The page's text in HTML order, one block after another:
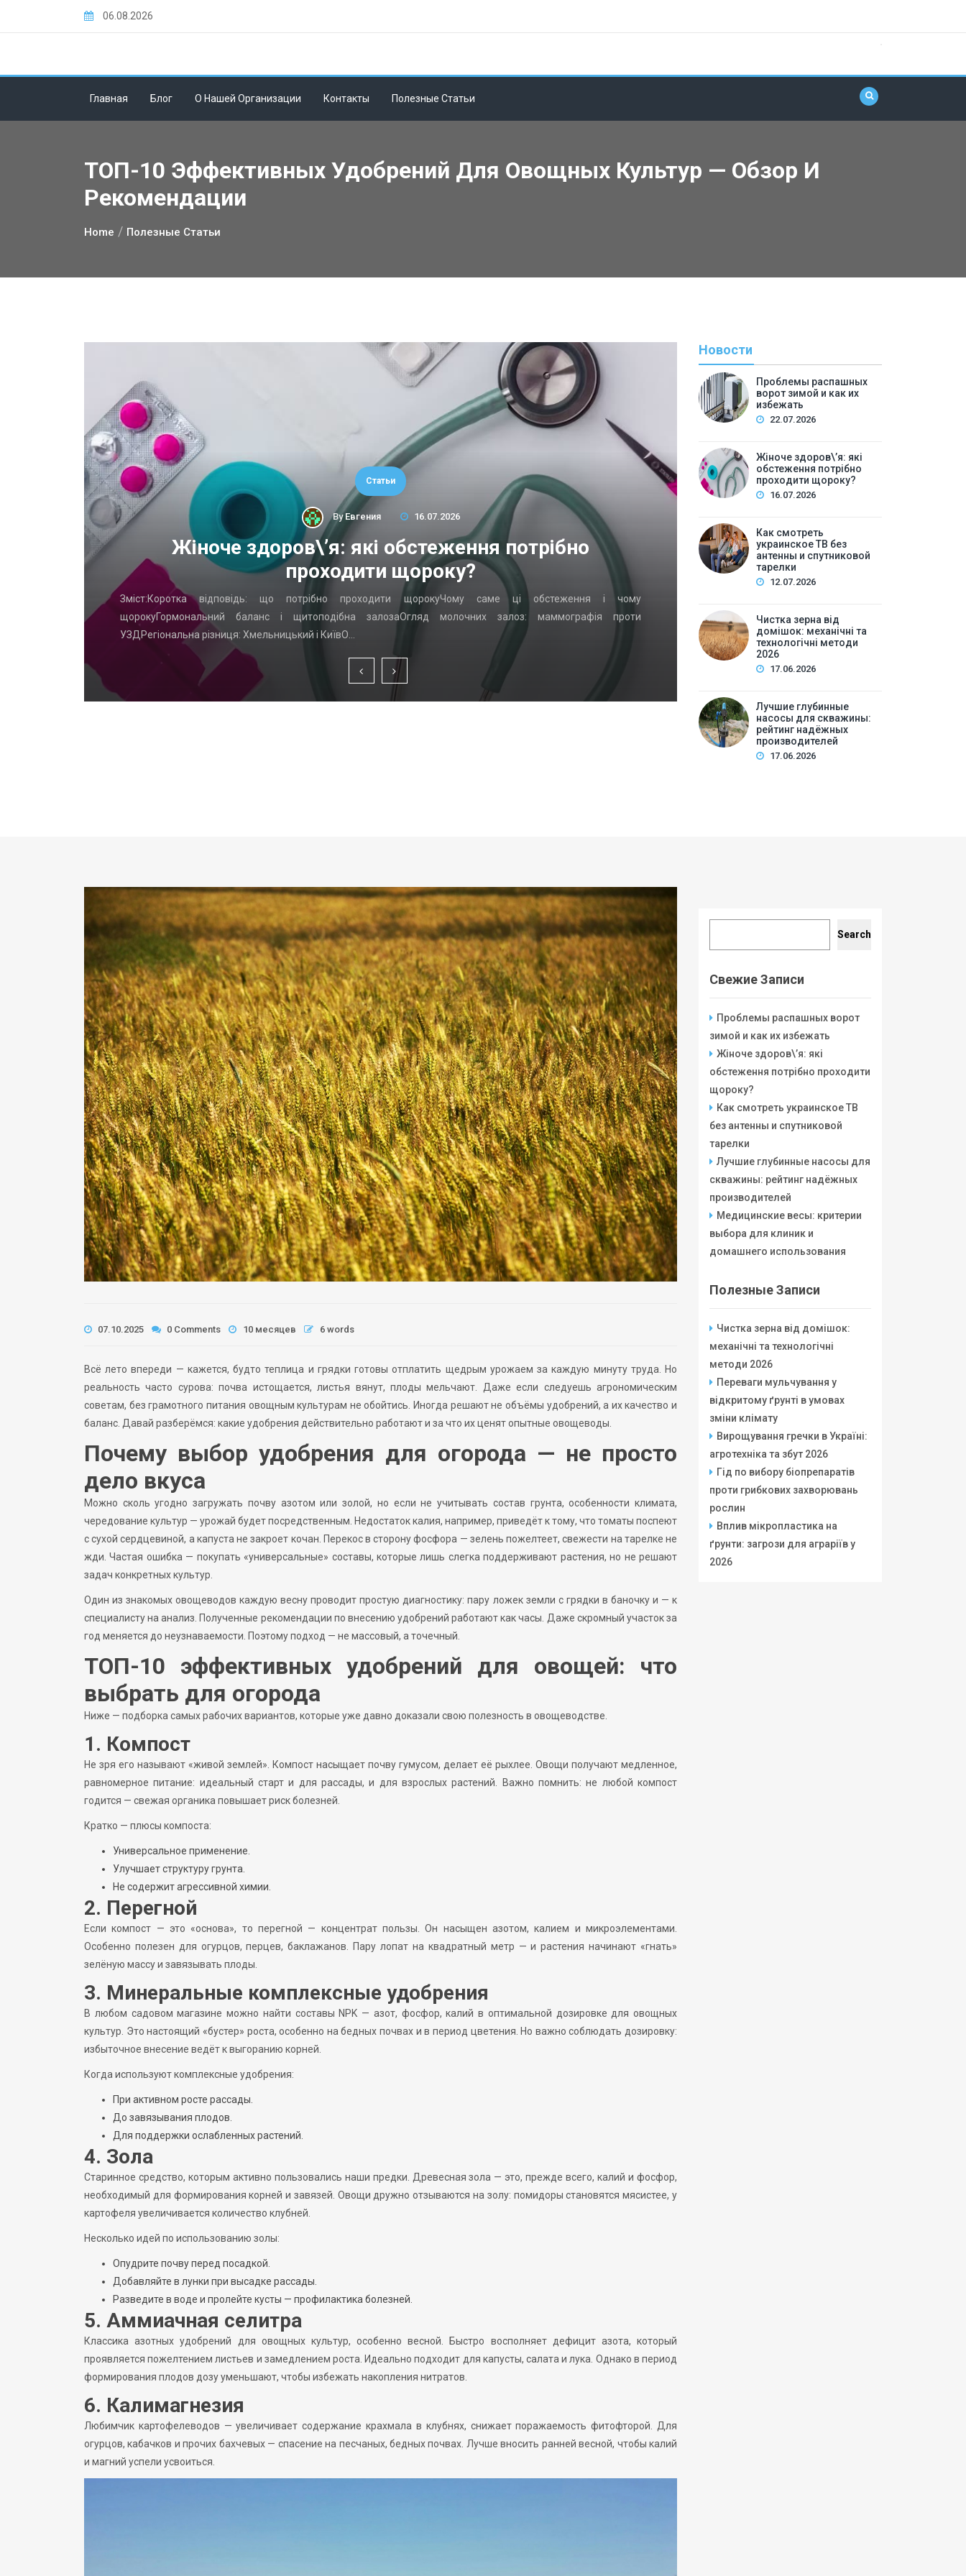
06.08.2026
Главная Блог О Нашей Организации Контакты Полезные Статьи
ТОП-10 Эффективных Удобрений Для Овощных Культур — Обзор И
Рекомендации
Home Полезные Статьи
Статьи
ByЕвгения 16.07.2026
Жіноче здоров\’я: які обстеження потрібно
проходити щороку?
Зміст:Коротка відповідь: що потрібно проходити щорокуЧому саме ці обстеження і чому
щорокуГормональний баланс і щитоподібна залозаОгляд молочних залоз: маммографія проти
УЗДРегіональна різниця: Хмельницький і КиївО…
Как смотреть
украинское: основные способыПриложение
компьютере или ноутбукеМобиль…
Новости
Проблемы распашных
ворот зимой и как их
избежать
22.07.2026
Жіноче здоров\’я: які
обстеження потрібно
проходити щороку?
16.07.2026
Как смотреть
украинское ТВ без
антенны и спутниковой
тарелки
12.07.2026
Чистка зерна від
домішок: механічні та
технологічні методи
2026
17.06.2026
Лучшие глубинные
насосы для скважины:
рейтинг надёжных
производителей
17.06.2026
07.10.2025 0 Comments 10 месяцев 6 words
Всё лето впереди — кажется, будто теплица и грядки готовы отплатить щедрым урожаем за каждую минуту труда. Но
реальность часто сурова: почва истощается, листья вянут, плоды мельчают. Даже если следуешь агрономическим
советам, без грамотного питания овощным культурам не обойтись. Иногда решают не объёмы удобрений, а их качество и
баланс. Давай разберёмся: какие удобрения действительно работают и за что их ценят опытные овощеводы.
Почему выбор удобрения для огорода — не просто
дело вкуса
Можно сколь угодно загружать почву азотом или золой, но если не учитывать состав грунта, особенности климата,
чередование культур — урожай будет посредственным. Недостаток калия, например, приведёт к тому, что томаты поспеют
с сухой сердцевиной, а капуста не закроет кочан. Перекос в сторону фосфора — зелень пожелтеет, свежести на тарелке не
жди. Частая ошибка — покупать «универсальные» составы, которые лишь слегка поддерживают растения, но не решают
задач конкретных культур.
Один из знакомых овощеводов каждую весну проводит простую диагностику: пару ложек земли с грядки в баночку и — к
специалисту на анализ. Полученные рекомендации по внесению удобрений работают как часы. Даже скромный участок за
год меняется до неузнаваемости. Поэтому подход — не массовый, а точечный.
ТОП-10 эффективных удобрений для овощей: что
выбрать для огорода
Ниже — подборка самых рабочих вариантов, которые уже давно доказали свою полезность в овощеводстве.
1. Компост
Не зря его называют «живой землей». Компост насыщает почву гумусом, делает её рыхлее. Овощи получают медленное,
равномерное питание: идеальный старт и для рассады, и для взрослых растений. Важно помнить: не любой компост
годится — свежая органика повышает риск болезней.
Кратко — плюсы компоста:
Универсальное применение.
Улучшает структуру грунта.
Не содержит агрессивной химии.
2. Перегной
Если компост — это «основа», то перегной — концентрат пользы. Он насыщен азотом, калием и микроэлементами.
Особенно полезен для огурцов, перцев, баклажанов. Пару лопат на квадратный метр — и растения начинают «гнать»
зелёную массу и завязывать плоды.
3. Минеральные комплексные удобрения
В любом садовом магазине можно найти составы NPK — азот, фосфор, калий в оптимальной дозировке для овощных
культур. Это настоящий «бустер» роста, особенно на бедных почвах и в период цветения. Но важно соблюдать дозировку:
избыточное внесение ведёт к выгоранию корней.
Когда используют комплексные удобрения:
При активном росте рассады.
До завязывания плодов.
Для поддержки ослабленных растений.
4. Зола
Старинное средство, которым активно пользовались наши предки. Древесная зола — это, прежде всего, калий и фосфор,
необходимый для формирования корней и завязей. Овощи дружно отзываются на золу: помидоры становятся мясистее, у
картофеля увеличивается количество клубней.
Несколько идей по использованию золы:
Опудрите почву перед посадкой.
Добавляйте в лунки при высадке рассады.
Разведите в воде и пролейте кусты — профилактика болезней.
5. Аммиачная селитра
Классика азотных удобрений для овощных культур, особенно весной. Быстро восполняет дефицит азота, который
проявляется пожелтением листьев и замедлением роста. Идеально подходит для капусты, салата и лука. Однако в период
формирования плодов дозу уменьшают, чтобы избежать накопления нитратов.
6. Калимагнезия
Любимчик картофелеводов — увеличивает содержание крахмала в клубнях, снижает поражаемость фитофторой. Для
огурцов, кабачков и прочих бахчевых — спасение на песчаных, бедных почвах. Лучше вносить ранней весной, чтобы калий
и магний успели усвоиться.
Search
Свежие Записи
Проблемы распашных ворот
зимой и как их избежать
Жіноче здоров\’я: які
обстеження потрібно проходити
щороку?
Как смотреть украинское ТВ
без антенны и спутниковой
тарелки
Лучшие глубинные насосы для
скважины: рейтинг надёжных
производителей
Медицинские весы: критерии
выбора для клиник и
домашнего использования
Полезные Записи
Чистка зерна від домішок:
механічні та технологічні
методи 2026
Переваги мульчування у
відкритому ґрунті в умовах
зміни клімату
Вирощування гречки в Україні:
агротехніка та збут 2026
Гід по вибору біопрепаратів
проти грибкових захворювань
рослин
Вплив мікропластика на
ґрунти: загрози для аграріїв у
2026